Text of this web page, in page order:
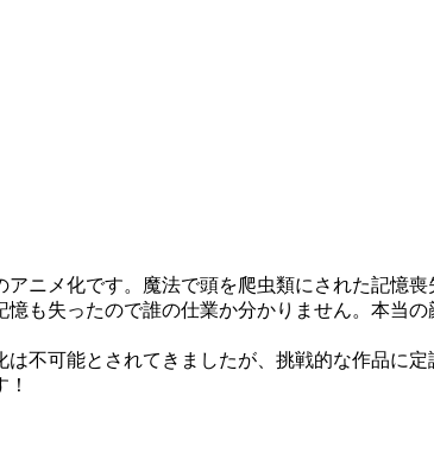
ニメ化です。魔法で頭を爬虫類にされた記憶
も失ったので誰の仕業か分かりません。本当
不可能とされてきましたが、挑戦的な作品に